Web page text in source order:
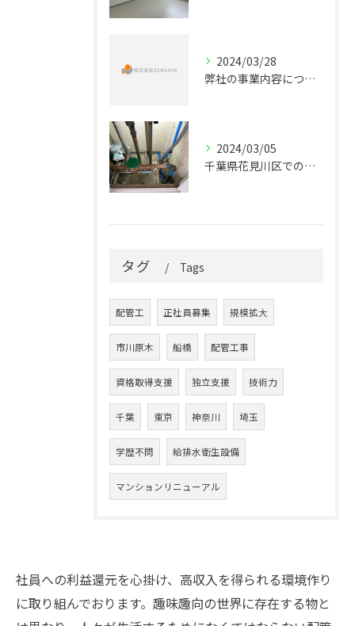
2024/03/28
弊社の事業内容について･･･
2024/03/05
千葉県花見川区での専有部給水給湯管更新工事です。
タグ Tags
配管工 正社員募集 規模拡大
市川原木 船橋 配管工事
資格取得支援 独立支援 技術力
千葉 東京 神奈川 埼玉
学歴不問 給排水衛生設備
マンションリニューアル
社員への利益還元を心掛け、高収入を得られる環境作り
に取り組んでおります。趣味趣向の世界に存在する物と